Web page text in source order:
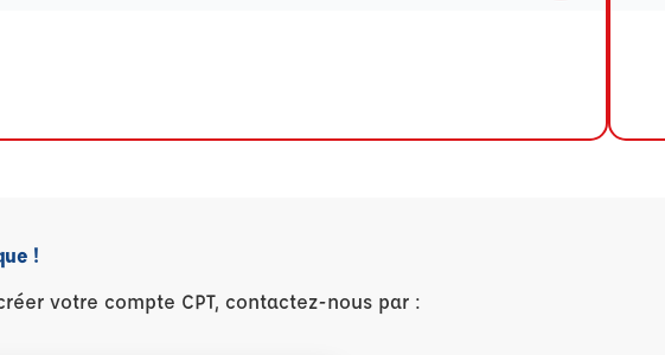
!
votre compte CPT, contactez-nous par :